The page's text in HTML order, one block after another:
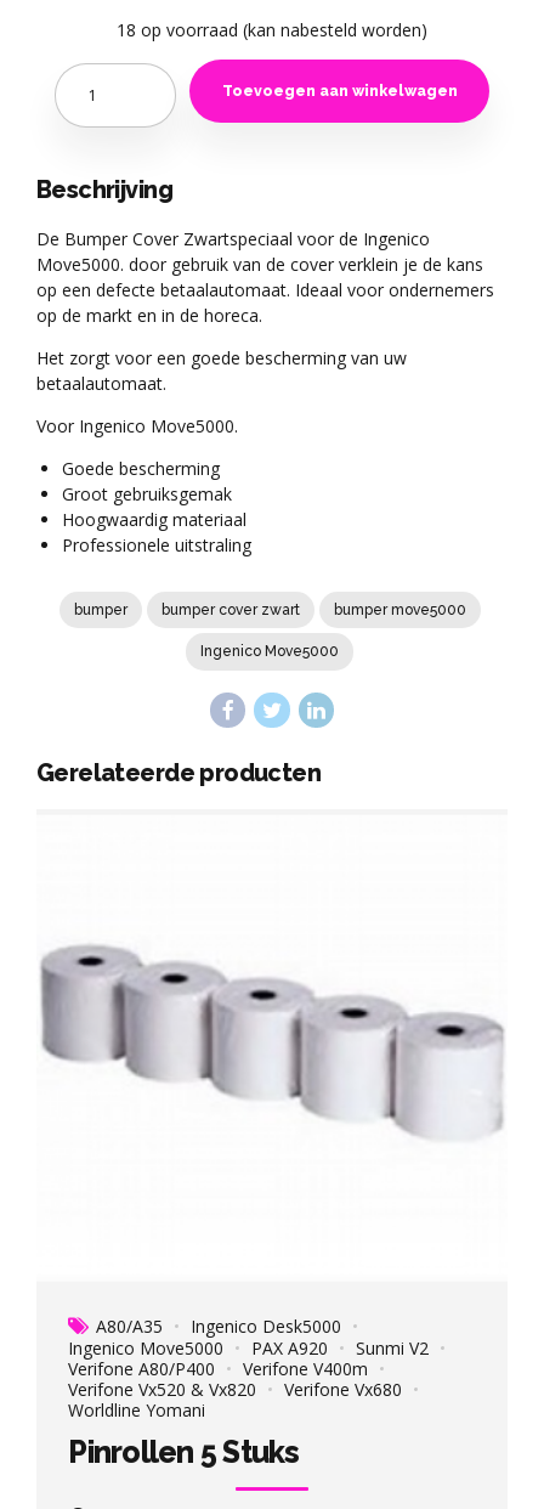
18 op voorraad (kan nabesteld worden)
Quantity
Toevoegen aan winkelwagen
Beschrijving
De Bumper Cover Zwartspeciaal voor de Ingenico
Move5000. door gebruik van de cover verklein je de kans
op een defecte betaalautomaat. Ideaal voor ondernemers
op de markt en in de horeca.
Het zorgt voor een goede bescherming van uw
betaalautomaat.
Voor Ingenico Move5000.
Goede bescherming
Groot gebruiksgemak
Hoogwaardig materiaal
Professionele uitstraling
bumper bumper cover zwart bumper move5000
Ingenico Move5000
Gerelateerde producten
A80/A35
Ingenico Desk5000
Ingenico Move5000
PAX A920
Sunmi V2
Verifone A80/P400
Verifone V400m
Verifone Vx520 & Vx820
Verifone Vx680
Worldline Yomani
Pinrollen 5 Stuks